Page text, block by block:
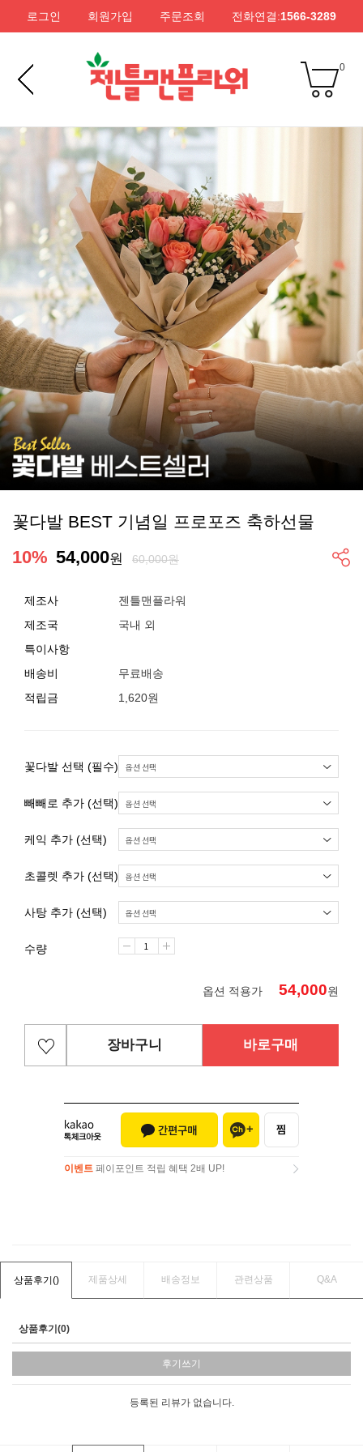
로그인 회원가입 주문조회 전화연결:1566-3289
0
꽃다발 BEST 기념일 프로포즈 축하선물
10% 54,000원 60,000원
제조사
젠틀맨플라워
제조국
국내 외
특이사항
배송비
무료배송
적립금
1,620원
꽃다발 선택 (필수)
빼빼로 추가 (선택)
케익 추가 (선택)
초콜렛 추가 (선택)
사탕 추가 (선택)
수량
옵션 적용가 54,000원
장바구니 바로구매
이벤트 페이포인트 적립 혜택 2배 UP!
상품후기() 제품상세 배송정보 관련상품 Q&A
상품후기(0)
후기쓰기
등록된 리뷰가 없습니다.